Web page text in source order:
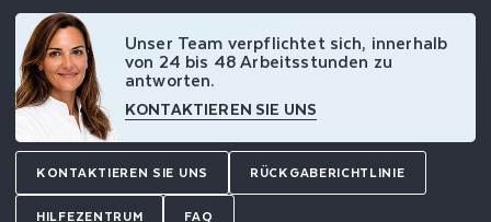
Unser Team verpflichtet sich, innerhalb
von 24 bis 48 Arbeitsstunden zu
antworten.
KONTAKTIEREN SIE UNS
KONTAKTIEREN SIE UNS RÜCKGABERICHTLINIE
HILFEZENTRUM FAQ